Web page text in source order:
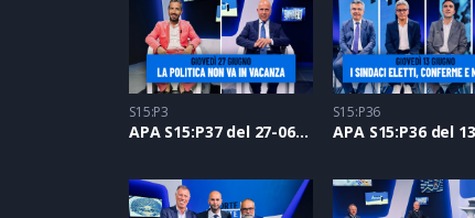
S15:P3
APA S15:P37 del 27-06-2024
S15:P36